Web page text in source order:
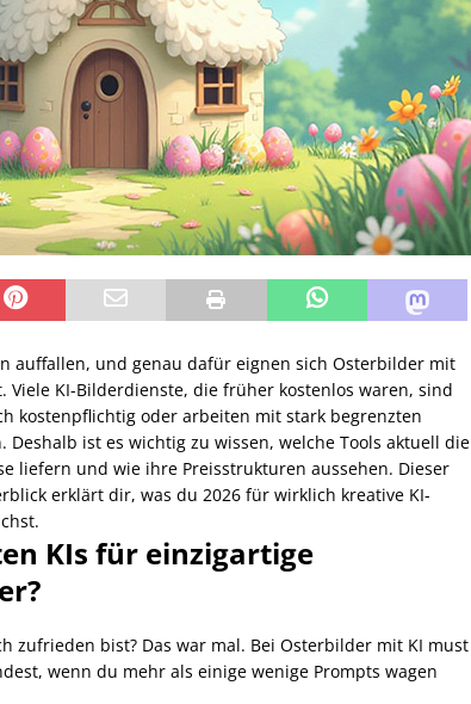
auffallen, und genau dafür eignen sich Osterbilder mit
Viele KI-Bilderdienste, die früher kostenlos waren, sind
kostenpflichtig oder arbeiten mit stark begrenzten
Deshalb ist es wichtig zu wissen, welche Tools aktuell die
liefern und wie ihre Preisstrukturen aussehen. Dieser
erklärt dir, was du 2026 für wirklich kreative KI-
KIs für einzigartige
zufrieden bist? Das war mal. Bei Osterbilder mit KI must
wenn du mehr als einige wenige Prompts wagen